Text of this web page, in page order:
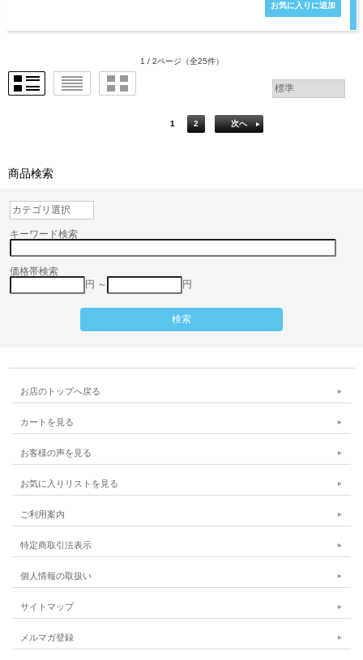
1 / 2ページ （全25件）
1 2 次へ
商品検索
キーワード検索
価格帯検索
円 ～
円
お店のトップへ戻る
カートを見る
お客様の声を見る
お気に入りリストを見る
ご利用案内
特定商取引法表示
個人情報の取扱い
サイトマップ
メルマガ登録